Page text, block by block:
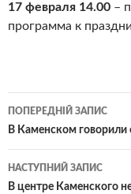
17 февраля 14.00 –
программа к
Навігація
по
записам
ПОПЕРЕДНІЙ ЗАПИС
В Каменском говорили
НАСТУПНИЙ ЗАПИС
В центре Каменского